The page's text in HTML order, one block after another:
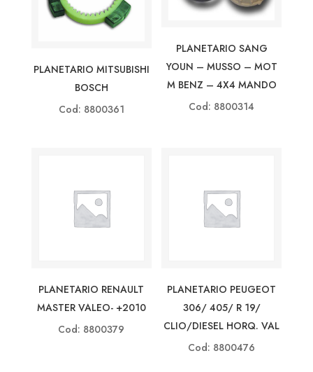
PLANETARIO MITSUBISHI
BOSCH
Cod: 8800361
PLANETARIO SANG
YOUN – MUSSO – MOT
M BENZ – 4X4 MANDO
Cod: 8800314
PLANETARIO RENAULT
MASTER VALEO- +2010
Cod: 8800379
PLANETARIO PEUGEOT
306/ 405/ R 19/
CLIO/DIESEL HORQ. VAL
Cod: 8800476